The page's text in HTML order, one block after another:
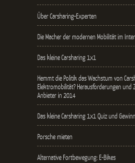
Über Carsharing-Experten
Die Macher der modernen Mobilität im
Das kleine Carsharing 1x1
Hemmt die Politik das Wachstum von
Elektromobilität? Herausforderungen und
Anbieter in 2014
Das kleine Carsharing 1x1 Quiz und
Porsche mieten
Alternative Fortbewegung: E-Bikes